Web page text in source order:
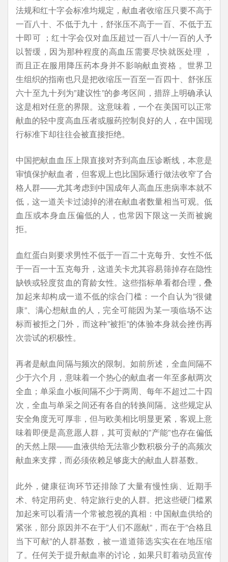
法规和红十字会标准均规定，献血者收缩压只要不高于
一百八十、不低于九十，舒张压不高于一百、不低于五
十即可 ；红十字会仅对血压超过一百八十/一百的人予
以暂缓，因为那种程度的高血压需要尽快就医处理 ，
而且正在服用降压药本身并不影响献血资格 。世界卫
生组织的指南也只是把收缩压一百至一百四十、舒张压
六十至九十列为”建议性”的参考区间，措辞上明确承认
这是相对任意的界限。这意味着，一个在美国可以正常
献血的轻中度高血压者或服药控制良好的人，在中国现
行标准下却往往会被直接拒绝。
中国把献血血压上限直接对齐到高血压诊断线，本意是
审慎保护献血者，但客观上也比国际通行做法收窄了合
格人群——尤其考虑到中国成年人高血压患病率本就不
低，这一道关卡过滤掉的潜在献血者数量相当可观。低
血压或本身血压偏低的人，也常因下限这一关而被婉
拒。
血红蛋白则要求男性不低于一百二十克每升、女性不低
于一百一十五克每升，这道关卡尤其容易筛掉存在隐性
缺铁或轻度贫血的育龄女性。这些指标单看都合理，叠
加起来却构成一道不低的综合门槛：一个自认为”很健
康”、满心想献血的人，完全可能因为某一项临场不达
标而被拒之门外，而这种”被拒”的体验本身就会挫伤再
次尝试的积极性。
再者是献血间隔与频次的限制。如前所述，全血间隔不
少于六个月，意味着一个热心的献血者一年至多献两次
全血；单采血小板间隔不少于两周、每年不超过二十四
次，全血与单采之间还有各自的转换间隔。这些规定从
安全角度无可厚非，但与欧美相比明显更紧，客观上意
味着即便是高意愿人群，其可贡献的”产能”也存在偏低
的天然上限——血液供给无法靠少数积极分子的高频次
献血来支撑，而必须依赖足够庞大的献血人群基数。
此外，健康征询环节还排除了大量有慢性病、近期手
术、特定用药史、特定旅行史的人群。把这些硬门槛累
加起来可以看清一个常被忽视的真相：中国献血供给的
紧张，部分原因并不在于”人们不愿献”，而在于”合格且
当下可献”的人群基数，被一道道筛选实实在在地压缩
了。任何关于提升献血率的讨论，如果只盯着动员宣传